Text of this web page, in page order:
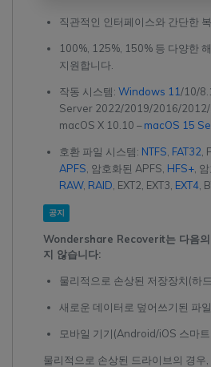
직관적인 인터페이스와 간단한
100%, 125%, 150% 등 다양한
지원합니다.
작동 시스템: Windows 11/10/
Server 2022/2019/2016/
macOS X 10.10 –macOS 15
호환 파일 시스템: NTFS FAT32 ,
APFS , 암호화된 APFS, HFS+,
RAW, RAID , EXT2, EXT3, EXT4,
공지
Wondershare Recoverit는 다음의
지 않습니다:
물리적으로 손상된 저장장치(하
새로운 데이터로 덮어쓰기된 파일.
모바일 기기(Android/iOS 스마트
물리적으로 손상된 드라이브의 경우